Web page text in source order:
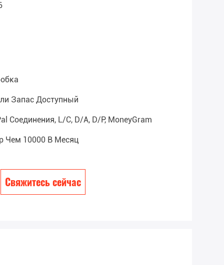
Запас Доступный
Соединения, L/C, D/A, D/P, MoneyGram
Чем 10000 В Месяц
Свяжитесь сейчас